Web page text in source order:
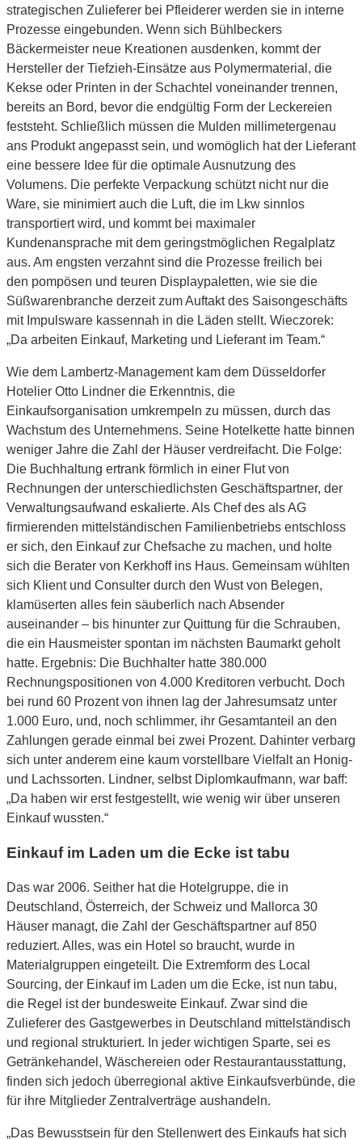
strategischen Zulieferer bei Pfleiderer werden sie in interne
Prozesse eingebunden. Wenn sich Bühlbeckers
Bäckermeister neue Kreationen ausdenken, kommt der
Hersteller der Tiefzieh-Einsätze aus Polymermaterial, die
Kekse oder Printen in der Schachtel voneinander trennen,
bereits an Bord, bevor die endgültig Form der Leckereien
feststeht. Schließlich müssen die Mulden millimetergenau
ans Produkt angepasst sein, und womöglich hat der Lieferant
eine bessere Idee für die optimale Ausnutzung des
Volumens. Die perfekte Verpackung schützt nicht nur die
Ware, sie minimiert auch die Luft, die im Lkw sinnlos
transportiert wird, und kommt bei maximaler
Kundenansprache mit dem geringstmöglichen Regalplatz
aus. Am engsten verzahnt sind die Prozesse freilich bei
den pompösen und teuren Displaypaletten, wie sie die
Süßwarenbranche derzeit zum Auftakt des Saisongeschäfts
mit Impulsware kassennah in die Läden stellt. Wieczorek:
„Da arbeiten Einkauf, Marketing und Lieferant im Team.“
Wie dem Lambertz-Management kam dem Düsseldorfer
Hotelier Otto Lindner die Erkenntnis, die
Einkaufsorganisation umkrempeln zu müssen, durch das
Wachstum des Unternehmens. Seine Hotelkette hatte binnen
weniger Jahre die Zahl der Häuser verdreifacht. Die Folge:
Die Buchhaltung ertrank förmlich in einer Flut von
Rechnungen der unterschiedlichsten Geschäftspartner, der
Verwaltungsaufwand eskalierte. Als Chef des als AG
firmierenden mittelständischen Familienbetriebs entschloss
er sich, den Einkauf zur Chefsache zu machen, und holte
sich die Berater von Kerkhoff ins Haus. Gemeinsam wühlten
sich Klient und Consulter durch den Wust von Belegen,
klamüserten alles fein säuberlich nach Absender
auseinander – bis hinunter zur Quittung für die Schrauben,
die ein Hausmeister spontan im nächsten Baumarkt geholt
hatte. Ergebnis: Die Buchhalter hatte 380.000
Rechnungspositionen von 4.000 Kreditoren verbucht. Doch
bei rund 60 Prozent von ihnen lag der Jahresumsatz unter
1.000 Euro, und, noch schlimmer, ihr Gesamtanteil an den
Zahlungen gerade einmal bei zwei Prozent. Dahinter verbarg
sich unter anderem eine kaum vorstellbare Vielfalt an Honig-
und Lachssorten. Lindner, selbst Diplomkaufmann, war baff:
„Da haben wir erst festgestellt, wie wenig wir über unseren
Einkauf wussten.“
Einkauf im Laden um die Ecke ist tabu
Das war 2006. Seither hat die Hotelgruppe, die in
Deutschland, Österreich, der Schweiz und Mallorca 30
Häuser managt, die Zahl der Geschäftspartner auf 850
reduziert. Alles, was ein Hotel so braucht, wurde in
Materialgruppen eingeteilt. Die Extremform des Local
Sourcing, der Einkauf im Laden um die Ecke, ist nun tabu,
die Regel ist der bundesweite Einkauf. Zwar sind die
Zulieferer des Gastgewerbes in Deutschland mittelständisch
und regional strukturiert. In jeder wichtigen Sparte, sei es
Getränkehandel, Wäschereien oder Restaurantausstattung,
finden sich jedoch überregional aktive Einkaufsverbünde, die
für ihre Mitglieder Zentralverträge aushandeln.
„Das Bewusstsein für den Stellenwert des Einkaufs hat sich